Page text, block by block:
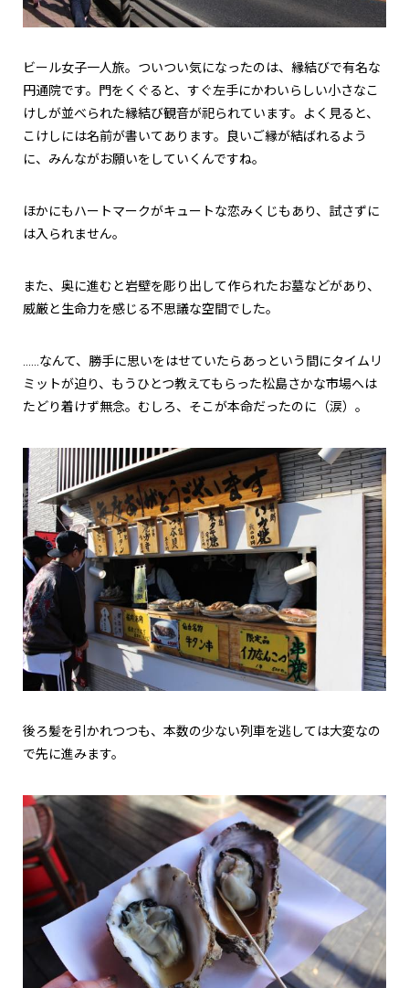
ビール女子一人旅。ついつい気になったのは、縁結びで有名な
円通院です。門をくぐると、すぐ左手にかわいらしい小さなこ
けしが並べられた縁結び観音が祀られています。よく見ると、
こけしには名前が書いてあります。良いご縁が結ばれるよう
に、みんながお願いをしていくんですね。
ほかにもハートマークがキュートな恋みくじもあり、試さずに
は入られません。
また、奥に進むと岩壁を彫り出して作られたお墓などがあり、
威厳と生命力を感じる不思議な空間でした。
……なんて、勝手に思いをはせていたらあっという間にタイムリ
ミットが迫り、もうひとつ教えてもらった松島さかな市場へは
たどり着けず無念。むしろ、そこが本命だったのに（涙）。
後ろ髪を引かれつつも、本数の少ない列車を逃しては大変なの
で先に進みます。